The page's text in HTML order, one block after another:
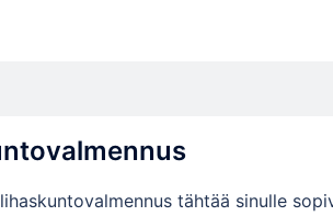
tähtää sinulle